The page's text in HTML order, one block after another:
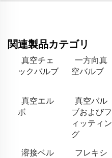
関連製品カテゴリ
真空チェ
ックバルブ
一方向真
空バルブ
真空エル
ボ
真空バル
ブおよびフ
ィッティン
グ
溶接ベル
フレキシ